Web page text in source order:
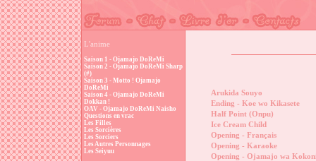
L'anime
Saison 1 - Ojamajo DoReMi
Saison 2 - Ojamajo DoReMi Sharp
(#)
Saison 3 - Motto ! Ojamajo
DoReMi
Saison 4 - Ojamajo DoReMi
Dokkan !
OAV - Ojamajo DoReMi Naisho
Questions en vrac
Les Filles
Les Sorcières
Les Sorciers
Les Autres Personnages
Les Seiyuu
Arukida Souyo
Ending - Koe wo Kikasete
Half Point (Onpu)
Ice Cream Child
Opening - Français
Opening - Karaoke
Opening - Ojamajo wa